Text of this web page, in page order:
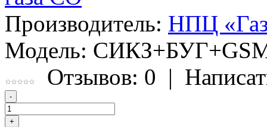
Производитель: НПЦ
Модель:
Отзывов: 0 |